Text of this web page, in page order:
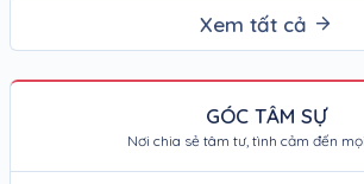
Xem tất cả
GÓC TÂM SỰ
Nơi chia sẻ tâm tư, tình cảm đến